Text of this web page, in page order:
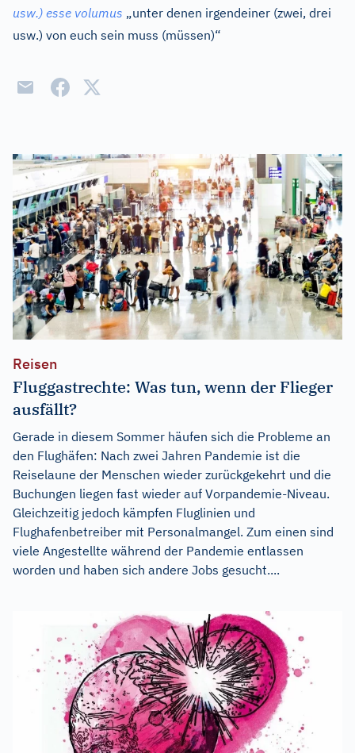
usw.) esse volumus „unter denen irgendeiner (zwei, drei
usw.) von euch sein muss (müssen)“
Reisen
Fluggastrechte: Was tun, wenn der Flieger
ausfällt?
Gerade in diesem Sommer häufen sich die Probleme an
den Flughäfen: Nach zwei Jahren Pandemie ist die
Reiselaune der Menschen wieder zurückgekehrt und die
Buchungen liegen fast wieder auf Vorpandemie-Niveau.
Gleichzeitig jedoch kämpfen Fluglinien und
Flughafenbetreiber mit Personalmangel. Zum einen sind
viele Angestellte während der Pandemie entlassen
worden und haben sich andere Jobs gesucht....